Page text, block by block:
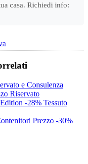
casa. Richiedi info:
e Consulenza
Riservato
-28% Tessuto
Prezzo -30%